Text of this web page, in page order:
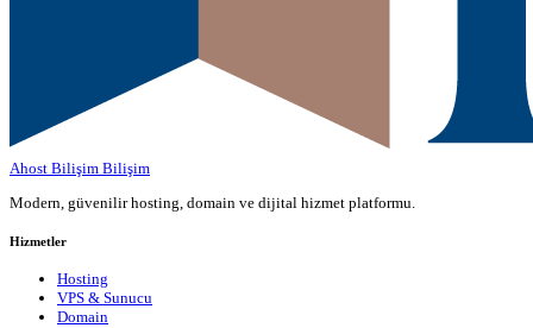
Ahost Bilişim Bilişim
Modern, güvenilir hosting, domain ve dijital hizmet platformu.
Hizmetler
Hosting
VPS & Sunucu
Domain